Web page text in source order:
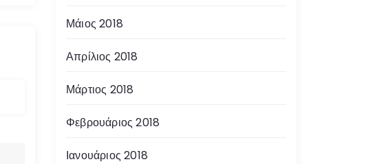
Μάιος 2018
Απρίλιος 2018
Μάρτιος 2018
Φεβρουάριος 2018
Ιανουάριος 2018